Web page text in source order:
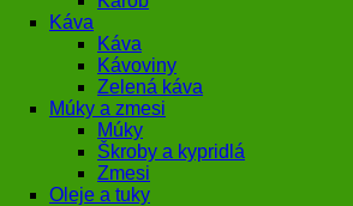
Káva
Káva
Kávoviny
Zelená káva
Múky a zmesi
Múky
Škroby a kypridlá
Zmesi
Oleje a tuky